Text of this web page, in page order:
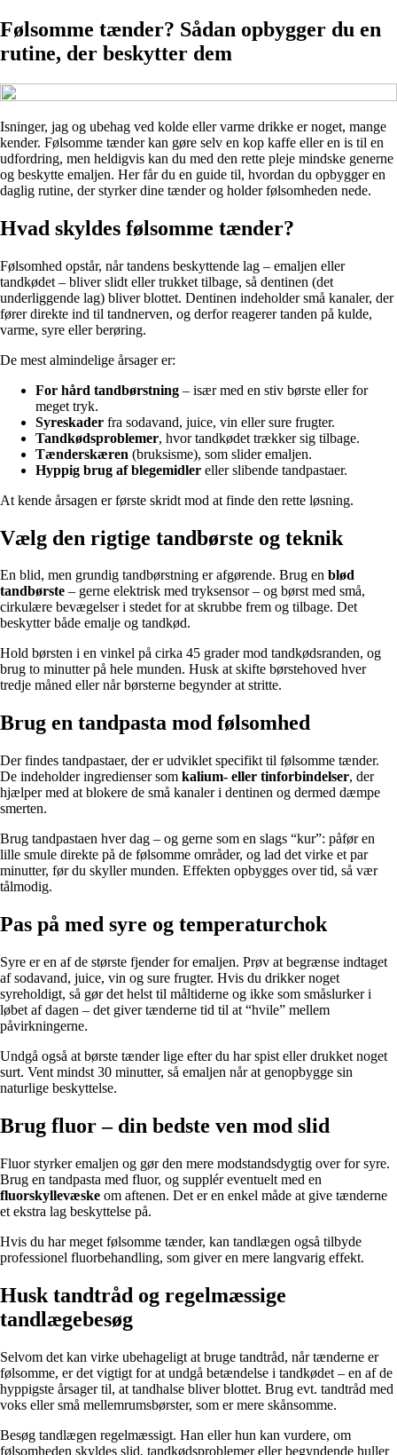
Følsomme tænder? Sådan opbygger du en
rutine, der beskytter dem
Isninger, jag og ubehag ved kolde eller varme drikke er noget, mange
kender. Følsomme tænder kan gøre selv en kop kaffe eller en is til en
udfordring, men heldigvis kan du med den rette pleje mindske generne
og beskytte emaljen. Her får du en guide til, hvordan du opbygger en
daglig rutine, der styrker dine tænder og holder følsomheden nede.
Hvad skyldes følsomme tænder?
Følsomhed opstår, når tandens beskyttende lag – emaljen eller
tandkødet – bliver slidt eller trukket tilbage, så dentinen (det
underliggende lag) bliver blottet. Dentinen indeholder små kanaler, der
fører direkte ind til tandnerven, og derfor reagerer tanden på kulde,
varme, syre eller berøring.
De mest almindelige årsager er:
For hård tandbørstning – især med en stiv børste eller for
meget tryk.
Syreskader fra sodavand, juice, vin eller sure frugter.
Tandkødsproblemer, hvor tandkødet trækker sig tilbage.
Tænderskæren (bruksisme), som slider emaljen.
Hyppig brug af blegemidler eller slibende tandpastaer.
At kende årsagen er første skridt mod at finde den rette løsning.
Vælg den rigtige tandbørste og teknik
En blid, men grundig tandbørstning er afgørende. Brug en blød
tandbørste – gerne elektrisk med tryksensor – og børst med små,
cirkulære bevægelser i stedet for at skrubbe frem og tilbage. Det
beskytter både emalje og tandkød.
Hold børsten i en vinkel på cirka 45 grader mod tandkødsranden, og
brug to minutter på hele munden. Husk at skifte børstehoved hver
tredje måned eller når børsterne begynder at stritte.
Brug en tandpasta mod følsomhed
Der findes tandpastaer, der er udviklet specifikt til følsomme tænder.
De indeholder ingredienser som kalium- eller tinforbindelser, der
hjælper med at blokere de små kanaler i dentinen og dermed dæmpe
smerten.
Brug tandpastaen hver dag – og gerne som en slags “kur”: påfør en
lille smule direkte på de følsomme områder, og lad det virke et par
minutter, før du skyller munden. Effekten opbygges over tid, så vær
tålmodig.
Pas på med syre og temperaturchok
Syre er en af de største fjender for emaljen. Prøv at begrænse indtaget
af sodavand, juice, vin og sure frugter. Hvis du drikker noget
syreholdigt, så gør det helst til måltiderne og ikke som småslurker i
løbet af dagen – det giver tænderne tid til at “hvile” mellem
påvirkningerne.
Undgå også at børste tænder lige efter du har spist eller drukket noget
surt. Vent mindst 30 minutter, så emaljen når at genopbygge sin
naturlige beskyttelse.
Brug fluor – din bedste ven mod slid
Fluor styrker emaljen og gør den mere modstandsdygtig over for syre.
Brug en tandpasta med fluor, og supplér eventuelt med en
fluorskyllevæske om aftenen. Det er en enkel måde at give tænderne
et ekstra lag beskyttelse på.
Hvis du har meget følsomme tænder, kan tandlægen også tilbyde
professionel fluorbehandling, som giver en mere langvarig effekt.
Husk tandtråd og regelmæssige
tandlægebesøg
Selvom det kan virke ubehageligt at bruge tandtråd, når tænderne er
følsomme, er det vigtigt for at undgå betændelse i tandkødet – en af de
hyppigste årsager til, at tandhalse bliver blottet. Brug evt. tandtråd med
voks eller små mellemrumsbørster, som er mere skånsomme.
Besøg tandlægen regelmæssigt. Han eller hun kan vurdere, om
følsomheden skyldes slid, tandkødsproblemer eller begyndende huller